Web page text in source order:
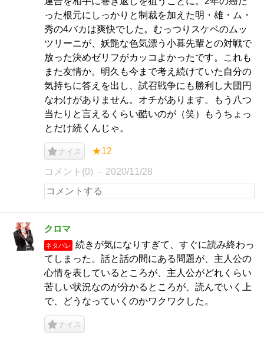
った根元にしっかりと制裁を加えた明・雄・ム・
秀の4バカは爽快でした。むっつりスケベのムッ
ツリーニが、妖艶な色気漂う小暮先輩との対戦で
放った決めゼリフがカッコよかったです。これも
また友情か。明久も今まで考え続けていた自分の
気持ちに答えを出し、試召戦争にも勝利し大団円
なわけがありません。オチがあります。もう八つ
当たりと言えるくらい酷いのが（笑）もうちょっ
とだけ続くんじゃ。
ナイス ★12
コメント(0) 2020/11/28
クロマ
ネタバレ
続きが気になりすぎて、すぐに読み終わっ
てしまった。話と話の間にある問題が、主人公の
心情を表しているところが、主人公がどれくらい
苦しい状況なのが分かるところが、読んでいく上
で、どうなっていくのかワクワクした。
ナイス